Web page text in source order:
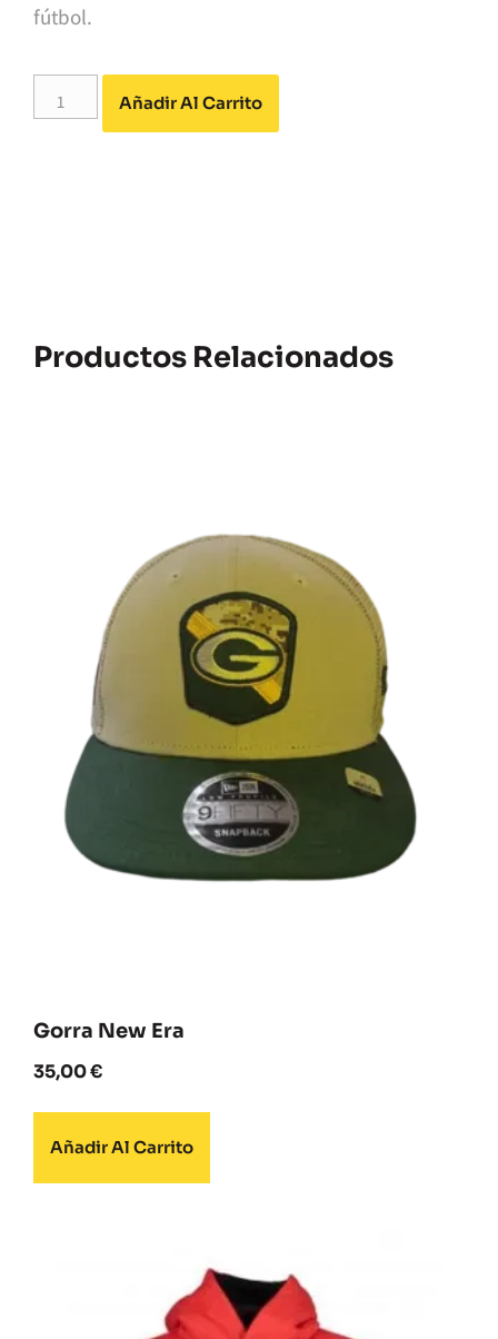
fútbol.
Añadir Al Carrito
Productos Relacionados
Gorra New Era
35,00€
Añadir Al Carrito